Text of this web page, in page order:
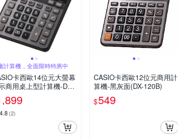
計算機，全面限時特惠中
卡西歐14位元大螢幕
商用桌上型計算機-DS-
黑/灰)
4.8 (2)
CASIO卡西歐12位元商用計
算機-黑灰面(DX-120B)
$549